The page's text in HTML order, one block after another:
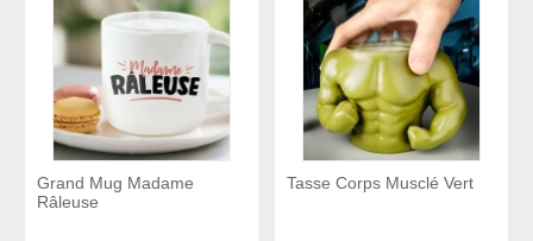
Grand Mug Madame
Râleuse
Tasse Corps Musclé Vert